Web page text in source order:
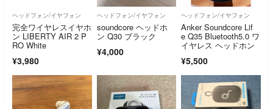
ヘッドフォン/イヤフォン
完全ワイヤレスイヤホ
ン LIBERTY AIR 2 P
RO White
¥3,980
ヘッドフォン/イヤフォン
soundcore ヘッドホ
ン Q30 ブラック
¥4,000
ヘッドフォン/イヤフォン
Anker Soundcore Lif
e Q35 Bluetooth5.0 ワ
イヤレス ヘッドホン
¥5,500